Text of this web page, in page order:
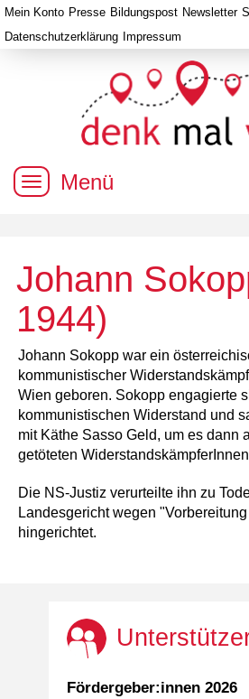
Menü
Mein Konto Presse Bildungspost Newsletter
Datenschutzerklärung Impressum
Johann
1944)
Johann Sokopp war ein
kommunistischer
Wien geboren. Sokopp engagierte
kommunistischen Widerstand und
mit Käthe Sasso Geld, um es dann
getöteten
Die NS-Justiz verurteilte ihn zu
Landesgericht wegen
hingerichtet.
Fördergeber:innen 2026